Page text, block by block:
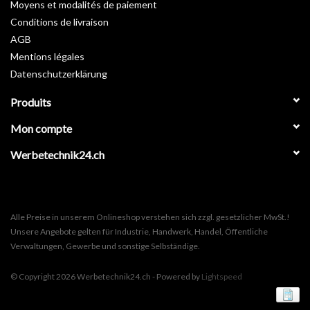
Moyens et modalités de paiement
Conditions de livraison
AGB
Mentions légales
Datenschutzerklärung
Produits
Mon compte
Werbetechnik24.ch
Alle Preise in unserem Onlineshop verstehen sich zzgl. gesetzlicher MwSt.!
Unsere Angebote gelten für Industrie, Handwerk, Handel, Öffentliche
Verwaltungen, Gewerbe und sonstige Selbständige.
© Copyright 2026 Werbetechnik24.ch - Powered by Lightspeed